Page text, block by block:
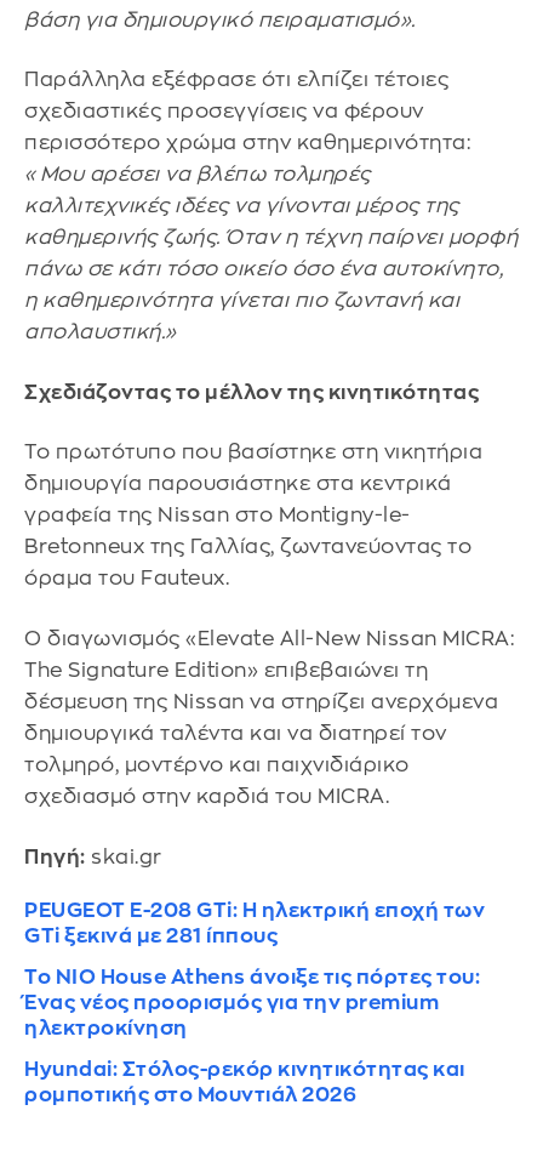
βάση για δημιουργικό πειραματισμό».
Παράλληλα εξέφρασε ότι ελπίζει τέτοιες
σχεδιαστικές προσεγγίσεις να φέρουν
περισσότερο χρώμα στην καθημερινότητα:
«Μου αρέσει να βλέπω τολμηρές
καλλιτεχνικές ιδέες να γίνονται μέρος της
καθημερινής ζωής. Όταν η τέχνη παίρνει μορφή
πάνω σε κάτι τόσο οικείο όσο ένα αυτοκίνητο,
η καθημερινότητα γίνεται πιο ζωντανή και
απολαυστική.»
Σχεδιάζοντας το μέλλον της κινητικότητας
Το πρωτότυπο που βασίστηκε στη νικητήρια
δημιουργία παρουσιάστηκε στα κεντρικά
γραφεία της Nissan στο Montigny-le-
Bretonneux της Γαλλίας, ζωντανεύοντας το
όραμα του Fauteux.
Ο διαγωνισμός «Elevate All-New Nissan MICRA:
The Signature Edition» επιβεβαιώνει τη
δέσμευση της Nissan να στηρίζει ανερχόμενα
δημιουργικά ταλέντα και να διατηρεί τον
τολμηρό, μοντέρνο και παιχνιδιάρικο
σχεδιασμό στην καρδιά του MICRA.
Πηγή: skai.gr
PEUGEOT E-208 GTi: Η ηλεκτρική εποχή των
GTi ξεκινά με 281 ίππους
Το NIO House Athens άνοιξε τις πόρτες του:
Ένας νέος προορισμός για την premium
ηλεκτροκίνηση
Hyundai: Στόλος-ρεκόρ κινητικότητας και
ρομποτικής στο Μουντιάλ 2026